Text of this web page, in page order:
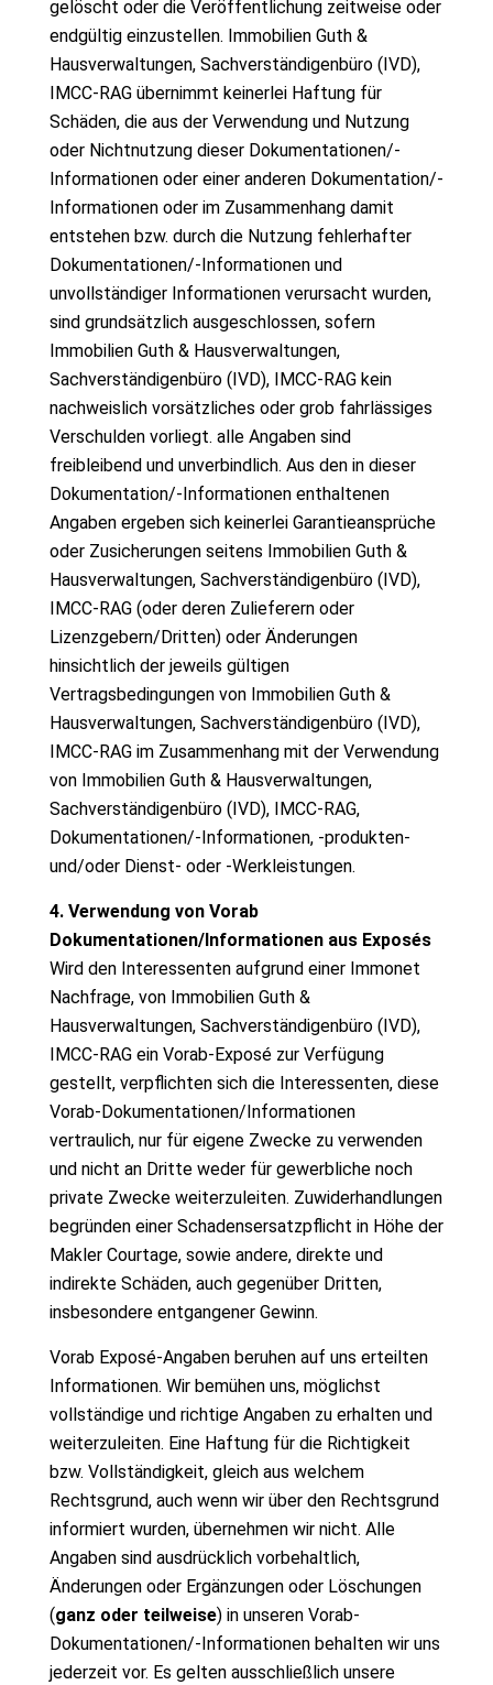
gelöscht oder die Veröffentlichung zeitweise oder
endgültig einzustellen. Immobilien Guth &
Hausverwaltungen, Sachverständigenbüro (IVD),
IMCC-RAG übernimmt keinerlei Haftung für
Schäden, die aus der Verwendung und Nutzung
oder Nichtnutzung dieser Dokumentationen/-
Informationen oder einer anderen Dokumentation/-
Informationen oder im Zusammenhang damit
entstehen bzw. durch die Nutzung fehlerhafter
Dokumentationen/-Informationen und
unvollständiger Informationen verursacht wurden,
sind grundsätzlich ausgeschlossen, sofern
Immobilien Guth & Hausverwaltungen,
Sachverständigenbüro (IVD), IMCC-RAG kein
nachweislich vorsätzliches oder grob fahrlässiges
Verschulden vorliegt. alle Angaben sind
freibleibend und unverbindlich. Aus den in dieser
Dokumentation/-Informationen enthaltenen
Angaben ergeben sich keinerlei Garantieansprüche
oder Zusicherungen seitens Immobilien Guth &
Hausverwaltungen, Sachverständigenbüro (IVD),
IMCC-RAG (oder deren Zulieferern oder
Lizenzgebern/Dritten) oder Änderungen
hinsichtlich der jeweils gültigen
Vertragsbedingungen von Immobilien Guth &
Hausverwaltungen, Sachverständigenbüro (IVD),
IMCC-RAG im Zusammenhang mit der Verwendung
von Immobilien Guth & Hausverwaltungen,
Sachverständigenbüro (IVD), IMCC-RAG,
Dokumentationen/-Informationen, -produkten-
und/oder Dienst- oder -Werkleistungen.
4. Verwendung von Vorab
Dokumentationen/Informationen aus Exposés
Wird den Interessenten aufgrund einer Immonet
Nachfrage, von Immobilien Guth &
Hausverwaltungen, Sachverständigenbüro (IVD),
IMCC-RAG ein Vorab-Exposé zur Verfügung
gestellt, verpflichten sich die Interessenten, diese
Vorab-Dokumentationen/Informationen
vertraulich, nur für eigene Zwecke zu verwenden
und nicht an Dritte weder für gewerbliche noch
private Zwecke weiterzuleiten. Zuwiderhandlungen
begründen einer Schadensersatzpflicht in Höhe der
Makler Courtage, sowie andere, direkte und
indirekte Schäden, auch gegenüber Dritten,
insbesondere entgangener Gewinn.
Vorab Exposé-Angaben beruhen auf uns erteilten
Informationen. Wir bemühen uns, möglichst
vollständige und richtige Angaben zu erhalten und
weiterzuleiten. Eine Haftung für die Richtigkeit
bzw. Vollständigkeit, gleich aus welchem
Rechtsgrund, auch wenn wir über den Rechtsgrund
informiert wurden, übernehmen wir nicht. Alle
Angaben sind ausdrücklich vorbehaltlich,
Änderungen oder Ergänzungen oder Löschungen
(ganz oder teilweise) in unseren Vorab-
Dokumentationen/-Informationen behalten wir uns
jederzeit vor. Es gelten ausschließlich unsere